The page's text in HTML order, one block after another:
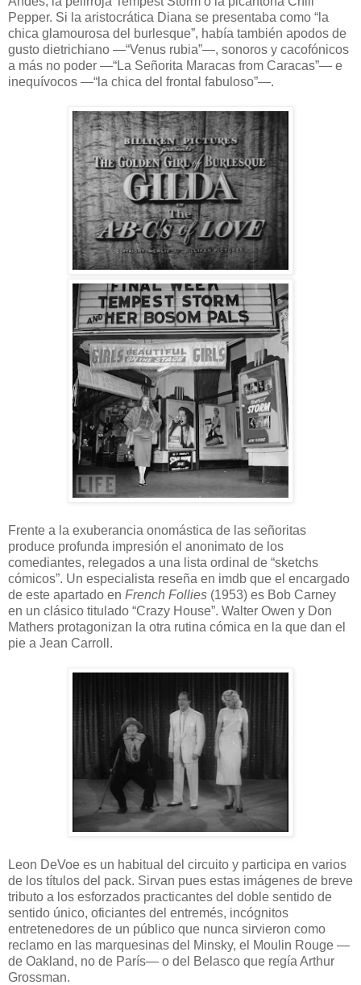
Pepper. Si la aristocrática Diana se presentaba como “la
chica glamourosa del burlesque”, había también apodos de
gusto dietrichiano —“Venus rubia”—, sonoros y cacofónicos
a más no poder —“La Señorita Maracas from Caracas”— e
inequívocos —“la chica del frontal fabuloso”—.
Frente a la exuberancia onomástica de las señoritas
produce profunda impresión el anonimato de los
comediantes, relegados a una lista ordinal de “sketchs
cómicos”. Un especialista reseña en imdb que el encargado
de este apartado en French Follies (1953) es Bob Carney
en un clásico titulado “Crazy House”. Walter Owen y Don
Mathers protagonizan la otra rutina cómica en la que dan el
pie a Jean Carroll.
Leon DeVoe es un habitual del circuito y participa en varios
de los títulos del pack. Sirvan pues estas imágenes de breve
tributo a los esforzados practicantes del doble sentido de
sentido único, oficiantes del entremés, incógnitos
entretenedores de un público que nunca sirvieron como
reclamo en las marquesinas del Minsky, el Moulin Rouge —
de Oakland, no de París— o del Belasco que regía Arthur
Grossman.